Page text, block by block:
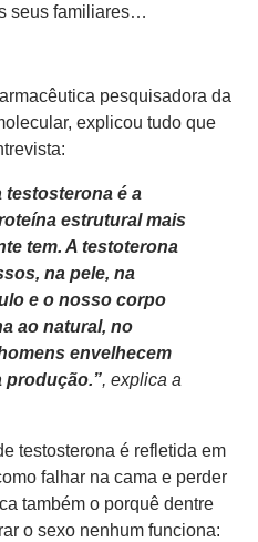
seus familiares…
pesquisadora da
explicou tudo que
testosterona é a
estrutural mais
tem. A testoterona
na pele, na
e o nosso corpo
ao natural, no
envelhecem
produção.”, explica a
testosterona é refletida em
falhar na cama e perder
também o porquê dentre
o sexo nenhum funciona: